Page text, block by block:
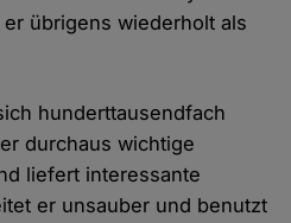
übrigens wiederholt als
hunderttausendfach
durchaus wichtige
liefert interessante
er unsauber und benutzt